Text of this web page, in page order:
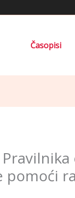
Časopisi